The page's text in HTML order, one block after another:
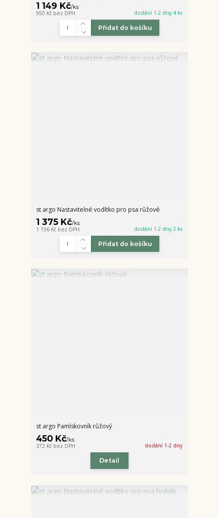
1 149 Kč/ks
950 Kč bez DPH dodání 1-2 dny 4 ks
Přidat do košíku
st argo Nastavitelné vodítko pro psa růžové
1 375 Kč/ks
1 136 Kč bez DPH dodání 1-2 dny 2 ks
Přidat do košíku
st argo Pamlskovník růžový
450 Kč/ks
372 Kč bez DPH dodání 1-2 dny
Detail